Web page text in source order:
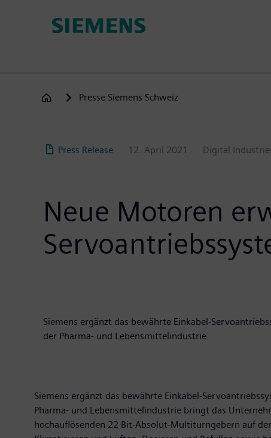
Presse Siemens Schweiz
Press Release 12. April 2021 Digital
Neue Motoren
Siemens ergänzt das bewährte Einkabel-
der Pharma- und Lebensmittelindustrie.
Siemens ergänzt das bewährte Einkabel-
Pharma- und Lebensmittelindustrie bringt das
hochauflösenden 22 Bit-Absolut-Multiturngebern auf